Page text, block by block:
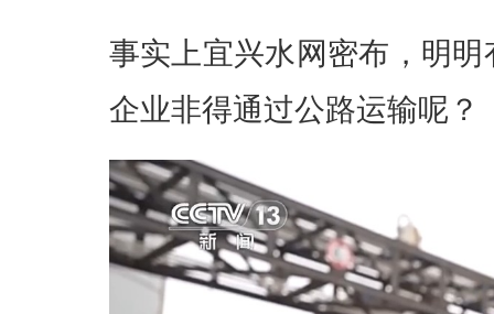
事实上宜兴水网密布，明
企业非得通过公路运输呢？